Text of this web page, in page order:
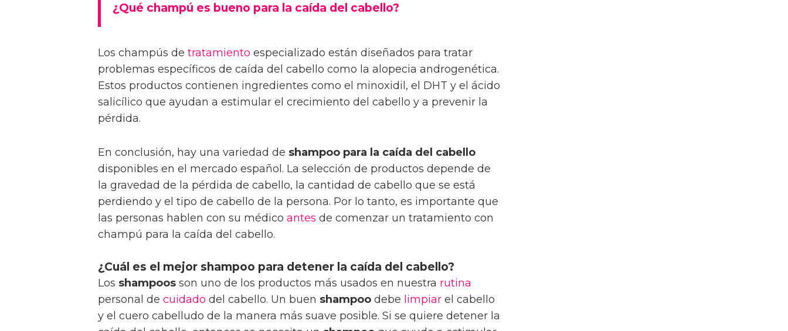
¿Qué champú es bueno para la caída del cabello?
Los champús de tratamiento especializado están diseñados para tratar
problemas específicos de caída del cabello como la alopecia androgenética.
Estos productos contienen ingredientes como el minoxidil, el DHT y el ácido
salicílico que ayudan a estimular el crecimiento del cabello y a prevenir la
pérdida.
En conclusión, hay una variedad de shampoo para la caída del cabello
disponibles en el mercado español. La selección de productos depende de
la gravedad de la pérdida de cabello, la cantidad de cabello que se está
perdiendo y el tipo de cabello de la persona. Por lo tanto, es importante que
las personas hablen con su médico antes de comenzar un tratamiento con
champú para la caída del cabello.
¿Cuál es el mejor shampoo para detener la caída del cabello?
Los shampoos son uno de los productos más usados en nuestra rutina
personal de cuidado del cabello. Un buen shampoo debe limpiar el cabello
y el cuero cabelludo de la manera más suave posible. Si se quiere detener la